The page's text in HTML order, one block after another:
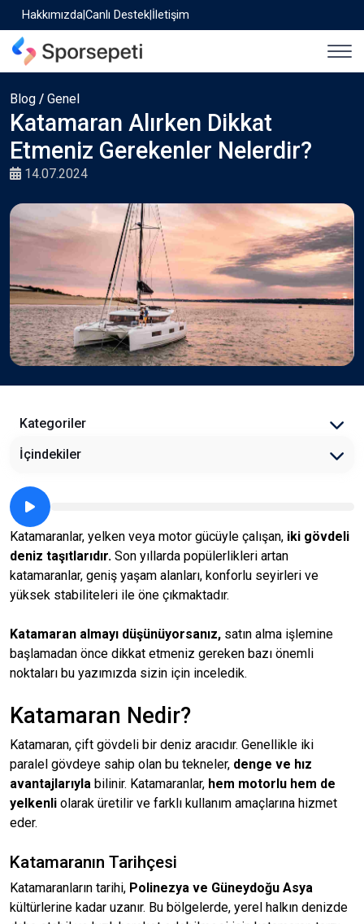
HakkımızdaCanlı Destek İletişim
Blog / Genel
Katamaran Alırken Dikkat
Etmeniz Gerekenler Nelerdir?
14.07.2024
İçindekiler
Kategoriler
Katamaranlar, yelken veya motor gücüyle çalışan, iki gövdeli
deniz taşıtlarıdır. Son yıllarda popülerlikleri artan
katamaranlar, geniş yaşam alanları, konforlu seyirleri ve
yüksek stabiliteleri ile öne çıkmaktadır.
Katamaran almayı düşünüyorsanız, satın alma işlemine
başlamadan önce dikkat etmeniz gereken bazı önemli
noktaları bu yazımızda sizin için inceledik.
Katamaran Nedir?
Katamaran, çift gövdeli bir deniz aracıdır. Genellikle iki
paralel gövdeye sahip olan bu tekneler, denge ve hız
avantajlarıyla bilinir. Katamaranlar, hem motorlu hem de
yelkenli olarak üretilir ve farklı kullanım amaçlarına hizmet
eder.
Katamaranın Tarihçesi
Katamaranların tarihi, Polinezya ve Güneydoğu Asya
kültürlerine kadar uzanır. Bu bölgelerde, yerel halkın denizde